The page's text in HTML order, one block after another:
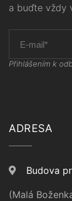
a buďte vždy
Přihlášením k
ADRESA
Budova
(Malá